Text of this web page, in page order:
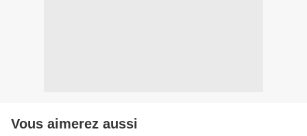
Vous aimerez aussi